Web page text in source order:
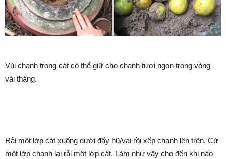
Vùi chanh trong cát có thể giữ cho chanh tươi ngon trong vòng
vài tháng.
Rải một lớp cát xuống dưới đấy hũ/vại rồi xếp chanh lên trên. Cứ
một lớp chanh lại rải một lớp cát. Làm như vậy cho đến khi nào